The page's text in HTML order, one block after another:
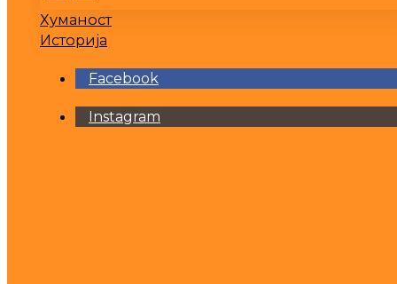
Хуманост
Историја
Facebook
Instagram